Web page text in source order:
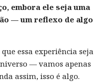
embora ele seja uma
— um reflexo de algo
que essa experiência seja
— vamos apenas
assim, isso é algo.